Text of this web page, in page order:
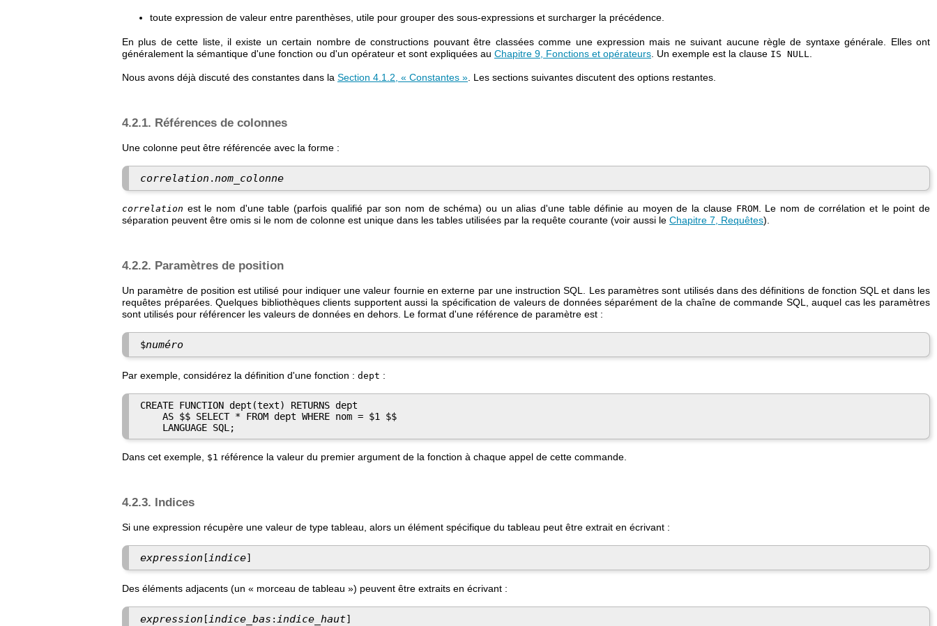
toute expression de valeur entre parenthèses, utile pour grouper des sous-expressions et surcharger la précédence.
En plus de cette liste, il existe un certain nombre de constructions pouvant être classées comme une expression mais ne suivant aucune règle de syntaxe générale. Elles ont
généralement la sémantique d'une fonction ou d'un opérateur et sont expliquées au Chapitre 9, Fonctions et opérateurs . Un exemple est la clause IS NULL
Nous avons déjà discuté des constantes dans la Section 4.1.2, « Constantes » . Les sections suivantes discutent des options restantes.
4.2.1. Références de colonnes
Une colonne peut être référencée avec la forme :
correlation .nom_colonne
correlation est le nom d'une table (parfois qualifié par son nom de schéma) ou un alias d'une table définie au moyen de la clause FROM. Le nom de corrélation et le point de
séparation peuvent être omis si le nom de colonne est unique dans les tables utilisées par la requête courante (voir aussi le Chapitre 7, Requêtes).
4.2.2. Paramètres de position
Un paramètre de position est utilisé pour indiquer une valeur fournie en externe par une instruction SQL. Les paramètres sont utilisés dans des définitions de fonction SQL et dans les
requêtes préparées. Quelques bibliothèques clients supportent aussi la spécification de valeurs de données séparément de la chaîne de commande SQL, auquel cas les paramètres
sont utilisés pour référencer les valeurs de données en dehors. Le format d'une référence de paramètre est :
$numéro
Par exemple, considérez la définition d'une fonction : dept :
CREATE FUNCTION dept(text) RETURNS dept
    AS $$ SELECT * FROM dept WHERE nom = $1 $$
    LANGUAGE SQL;
Dans cet exemple, $1 référence la valeur du premier argument de la fonction à chaque appel de cette commande.
4.2.3. Indices
Si une expression récupère une valeur de type tableau, alors un élément spécifique du tableau peut être extrait en écrivant :
expression [indice]
Des éléments adjacents (un « morceau de tableau ») peuvent être extraits en écrivant :
expression [indice_bas :indice_haut]